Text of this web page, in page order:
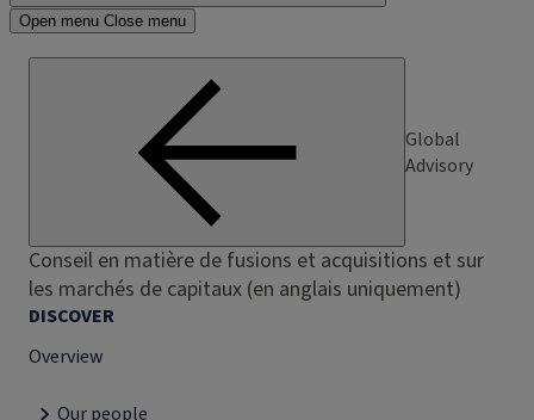
Open menu Close menu
Global
Advisory
Conseil en matière de fusions et acquisitions et sur
les marchés de capitaux (en anglais uniquement)
DISCOVER
Overview
Our people